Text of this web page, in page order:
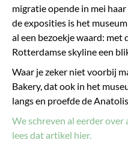
migratie opende in mei
de exposities is het
al een bezoekje waard: met
Rotterdamse skyline een
Waar je zeker niet voorbij
Bakery, dat ook in het
langs en proefde de
We schreven al eerder over
lees dat artikel hier.